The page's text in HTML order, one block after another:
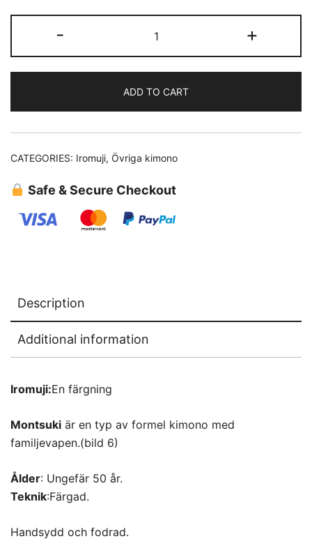
-
(04)
Iromuji
quantity
+
ADD TO CART
CATEGORIES: Iromuji, Övriga kimono
Safe & Secure Checkout
Description
Additional information
Iromuji:En färgning
Montsuki är en typ av formel kimono med
familjevapen.(bild 6)
Ålder: Ungefär 50 år.
Teknik:Färgad.
Handsydd och fodrad.